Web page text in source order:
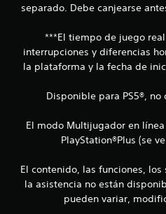
separado. Debe canjearse
***El tiempo de juego
interrupciones y diferencias
la plataforma y la fecha de
Disponible para PS5®,
El modo Multijugador en
PlayStation®Plus (se
El contenido, las funciones,
la asistencia no están
pueden variar,